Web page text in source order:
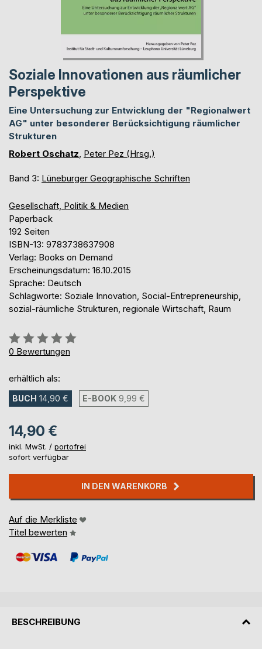
Soziale Innovationen aus räumlicher
Perspektive
Eine Untersuchung zur Entwicklung der "Regionalwert
AG" unter besonderer Berücksichtigung räumlicher
Strukturen
Robert Oschatz Peter Pez (Hrsg.)
Band 3: Lüneburger Geographische Schriften
Gesellschaft, Politik & Medien
Paperback
192 Seiten
ISBN-13: 9783738637908
Verlag: Books on Demand
Erscheinungsdatum: 16.10.2015
Sprache: Deutsch
Schlagworte: Soziale Innovation, Social-Entrepreneurship,
sozial-räumliche Strukturen, regionale Wirtschaft, Raum
Bewertung::
0%
0 Bewertungen
erhältlich als:
BUCH 14,90 € E-BOOK 9,99 €
14,90 €
inkl. MwSt. / portofrei
sofort verfügbar
IN DEN WARENKORB
Auf die Merkliste
Titel bewerten
BESCHREIBUNG